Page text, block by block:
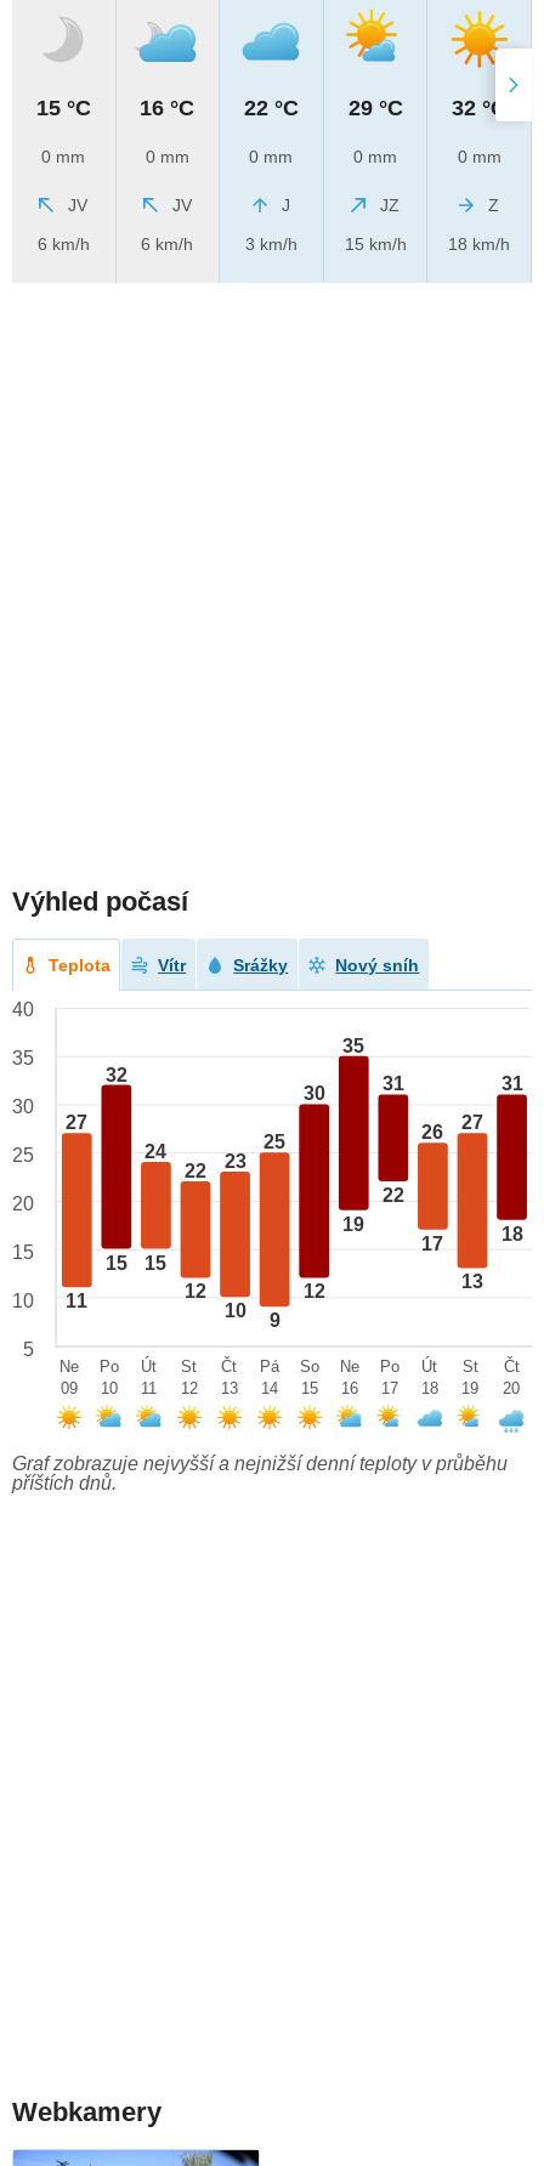
15 °C
0 mm
JV
6 km/h
16 °C
0 mm
JV
6 km/h
22 °C
0 mm
J
3 km/h
29 °C
0 mm
JZ
15 km/h
32 °C
0 mm
Z
18 km/h
Výhled počasí
Teplota Vítr Srážky Nový sníh
27
11
32
15
24
15
22
12
23
10
25
9
30
12
35
19
31
22
26
17
27
13
31
18
40
35
30
25
20
15
10
5
Ne
09
Po
10
Út
11
St
12
Čt
13
Pá
14
So
15
Ne
16
Po
17
Út
18
St
19
Čt
20
Graf zobrazuje nejvyšší a nejnižší denní teploty v průběhu
příštích dnů.
Webkamery